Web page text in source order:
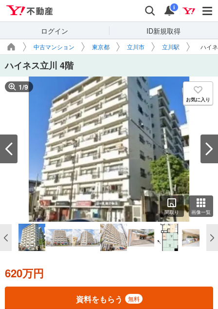
検索 通知
i
ログイン ID新規取得
中古マンション 東京都 立川市 立川駅 ハイ
ハイネス立川 4階
1/9
お気に入り
間取り 画像一覧
620万円
資料をもらう 無料